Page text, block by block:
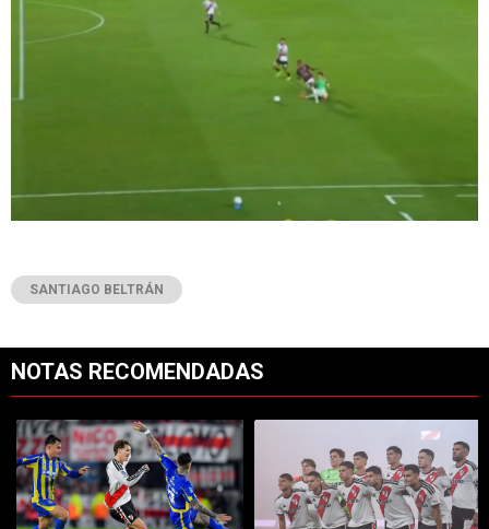
SANTIAGO BELTRÁN
NOTAS RECOMENDADAS
Un artículo de tendencia con el título "River vs. Rosario Central:
Un artículo de tendencia con el